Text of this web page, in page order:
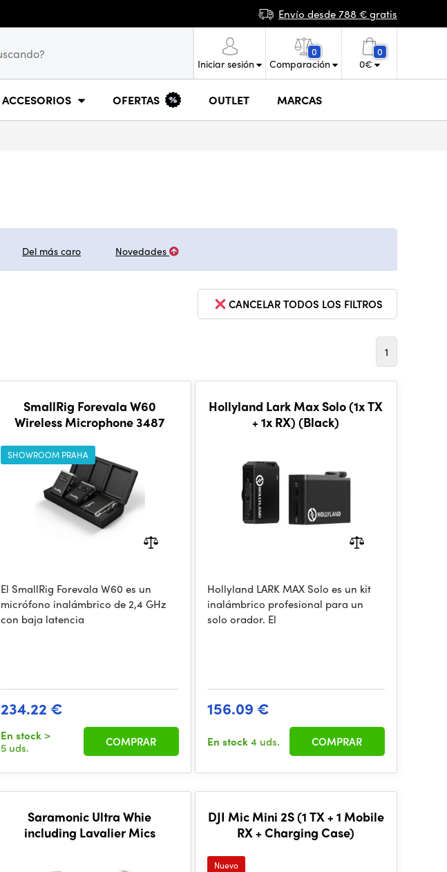
Envío desde 788 € gratis
Iniciar sesión
0
Comparación
0
0€
ACCESORIOS OFERTAS OUTLET MARCAS
Del más caro Novedades
CANCELAR TODOS LOS FILTROS
1
SmallRig Forevala W60
Wireless Microphone 3487
SHOWROOM PRAHA
El SmallRig Forevala W60 es un
micrófono inalámbrico de 2,4 GHz
con baja latencia
234.22 €
En stock >
5 uds.
COMPRAR
Hollyland Lark Max Solo (1x TX
+ 1x RX) (Black)
Hollyland LARK MAX Solo es un kit
inalámbrico profesional para un
solo orador. El
156.09 €
En stock4 uds. COMPRAR
Saramonic Ultra Whie
including Lavalier Mics
DJI Mic Mini 2S (1 TX + 1 Mobile
RX + Charging Case)
Nuevo